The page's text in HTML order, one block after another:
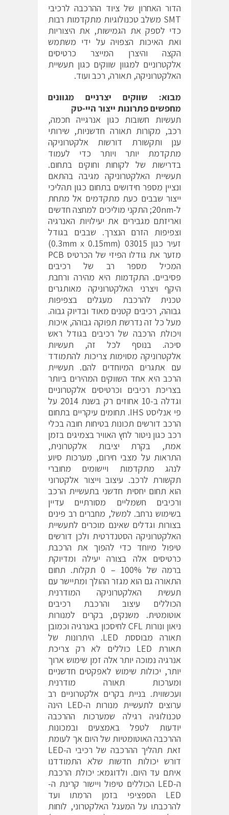
הדור האחרון של ציוד ההרכבה לרכיבי
SMT משלב טכנולוגיות מתקדמות רבות
כדי לספק את הגמישות, את היצוריות
ואת האיכות הצפויה על ידי משתמש
הקצה והיצרן המייצר כרטיסים
אלקטרוניים למגוון שווקים כגון תעשיית
האלקטרוניקה, תאורה, רכב ועוד.
מבוא: שווקים יצרניים מגוונים
מחפשים פתרונות ייצור היי-טק
תעשיות חשובות כגון אנרגייה חכמה,
רכב, מקורות תאורה חדשניות, שירותי
ענן ותקשורת דורשות אלקטרוניקה
מתקדמת יותר ויותר כדי לעמוד
בדרישות של לקוחות וחוקים בתחום.
תעשיית האלקטרוניקה מגיבה בהתאם
ונציין מספר חידושים בתחום כגון תהליכי
ייצור שבבים כעת מתקדמים אל מתחת
ל-20nm; התקני מוליכים למחצה חדשים
ואריזתם מגבירים את יעילויות האנרגיה
וצפיפות הזרם הנצרך. שבבים בגודל
זעיר כגון 03015 (0.3mm x 0.15mm)
מזער את גודלו הפיזי של הכרטיס PCB
המכיל מספר רב של רכיבים
פסיביים. התקדמות היא מהירה ורחבת
היקף ויצרני האלקטרוניקה מאותגרים
טכנית להרכבת מעגלים בצפיפות
גבוהה, רכיבים קטנים מאוד ובדיוק גבוה.
מעל כל זה נדרשת תפוקה גבוהה, איכות
ויכולת הרכבה של רכיבים בגודל ראש
סיכה. בנוסף לכל זה, תעשיות
אלקטרוניקה מסוימות צריכות להתמודד
עם אתגרים המיוחדים להם. תעשיית
הרכב היא אחד השווקים המהירים ביותר
בצריכת רכיבים וכרטיסים אלקטרוניים
וגדלה ב-10 אחוזים רק בשנת 2014 על
פי אנליסט IHS. תחומים עיקריים בתחום
הרכב דורשים תכונות בטיחות חובה בכלי
רכב כגון ניטור לחץ האוויר בצמיגים בזמן
אמת, בקרת יציבות אלקטרונית,
התראות על מצבי חירום, מערכות סיוע
לנהג מתקדמות ויישומים מחוברי
תקשורת לרכב. עיצוב וייצור אלקטרוני
הוא תחום יחסית חדשני בתעשיית הרכב
ורכיבים חשמליים מסורתיים עדיין
בשימוש נרחב. למשל, מחברים רב פינים
בצורות וגדלים שאינם מוכרים לתעשיית
האלקטרוניקה הסטנדרטית ולכן דורשים
טיפול מיוחד כדי להפוך את הרכבת
כרטיסים אלה בצורה יעילה ומדיוקת
ברמה של 100% – 0 תקלות. תחום
התאורה גם הוא מגזר ההולך ומתיישר עם
תעשית האלקטרוניקה המודרנית
הכוללים עיצוב והרכבת רכיבים
אוטומטית. משנקים, בקרים למנורות
ניאון ונורות CFL לחיסכון באנרגיה וכמובן
תאורה מבוססת LED. היתרונות של
תאורת LED כוללים לא רק צריכת
אנרגיה נמוכה יותר אלה זמן שימוש ארוך
יותר, יכולות שימוש לאפקטים חדשניים
ומערכות תאורה מודרנית
ועכשווית. בניית בקרים אלקטרוניים רב
ערוצים לתעשיית מנורות ה-LED הינה
טכנולוגיה רגילה שמערכות ההרכבה
יודעות לטפל באמצעים ובמכונות
ההרכבה האוטומטיות של היום אך לעומת
זאת תהליך ההרכבה של רכיבי ה-LED
דורש יכולות חדשות שלא התמודדנו
איתם עד היום. ולדוגמא: יכולת הרכבת
ה-LED הכוללים טיפול ויישור קרינת ה-
LED הספציפי בזמן הרמתו ועד
להרכבתו על המעגל האלקטרוני, לוחות